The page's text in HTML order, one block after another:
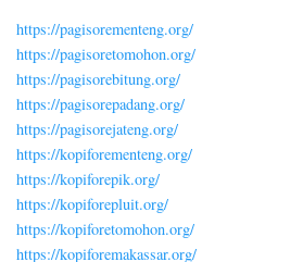
https://pagisorementeng.org/
https://pagisoretomohon.org/
https://pagisorebitung.org/
https://pagisorepadang.org/
https://pagisorejateng.org/
https://kopiforementeng.org/
https://kopiforepik.org/
https://kopiforepluit.org/
https://kopiforetomohon.org/
https://kopiforemakassar.org/